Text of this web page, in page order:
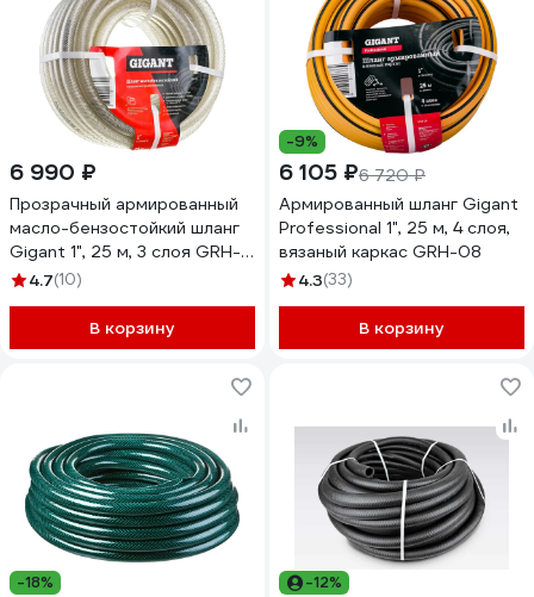
6 990 ₽
Прозрачный армированный
масло-бензостойкий шланг
Gigant 1", 25 м, 3 слоя GRH-
064.7(10)
В корзину
-9%
6 105 ₽6 720 ₽
Армированный шланг Gigant
Professional 1", 25 м, 4 слоя,
вязаный каркас GRH-08
4.3(33)
В корзину
-18% -12%